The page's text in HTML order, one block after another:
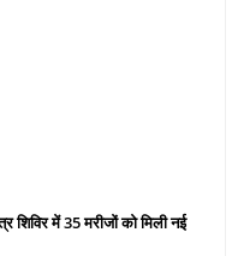
शिविर में 35 मरीजों को मिली नई